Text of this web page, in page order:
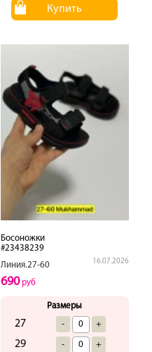
Купить
Босоножки
#23438239
Линия.27-60
16.07.2026
690руб
Размеры
27 - +
29 - +